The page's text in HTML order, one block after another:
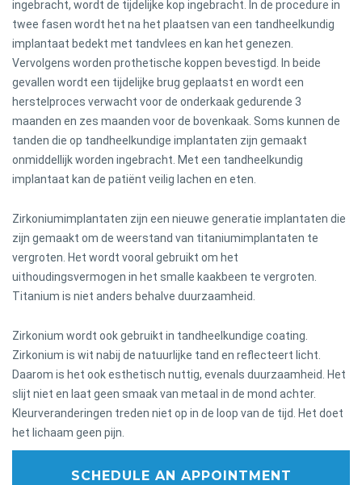
ingebracht, wordt de tijdelijke kop ingebracht. In de procedure in
twee fasen wordt het na het plaatsen van een tandheelkundig
implantaat bedekt met tandvlees en kan het genezen.
Vervolgens worden prothetische koppen bevestigd. In beide
gevallen wordt een tijdelijke brug geplaatst en wordt een
herstelproces verwacht voor de onderkaak gedurende 3
maanden en zes maanden voor de bovenkaak. Soms kunnen de
tanden die op tandheelkundige implantaten zijn gemaakt
onmiddellijk worden ingebracht. Met een tandheelkundig
implantaat kan de patiënt veilig lachen en eten.
Zirkoniumimplantaten zijn een nieuwe generatie implantaten die
zijn gemaakt om de weerstand van titaniumimplantaten te
vergroten. Het wordt vooral gebruikt om het
uithoudingsvermogen in het smalle kaakbeen te vergroten.
Titanium is niet anders behalve duurzaamheid.
Zirkonium wordt ook gebruikt in tandheelkundige coating.
Zirkonium is wit nabij de natuurlijke tand en reflecteert licht.
Daarom is het ook esthetisch nuttig, evenals duurzaamheid. Het
slijt niet en laat geen smaak van metaal in de mond achter.
Kleurveranderingen treden niet op in de loop van de tijd. Het doet
het lichaam geen pijn.
SCHEDULE AN APPOINTMENT